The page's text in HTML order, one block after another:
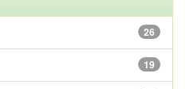
26
19